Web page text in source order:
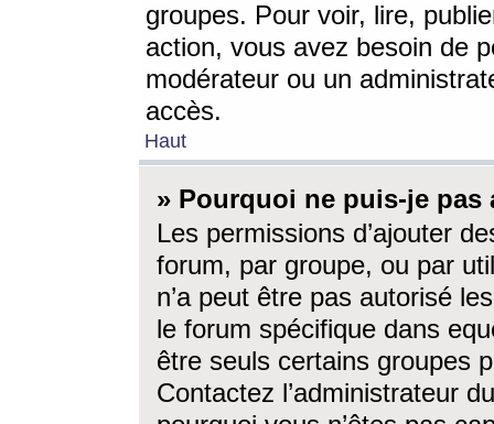
groupes. Pour voir, lire,
action, vous avez besoin de
modérateur ou un
accès.
Haut
» Pourquoi ne puis-je
Les permissions d’ajouter
forum, par groupe, ou par
n’a peut être pas autorisé
le forum spécifique dans
être seuls certains groupes
Contactez l’administrateur